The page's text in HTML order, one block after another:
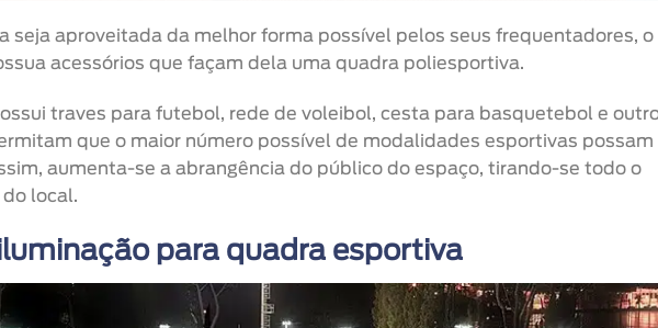
seja aproveitada da melhor forma possível pelos seus frequentadores, o
acessórios que façam dela uma quadra poliesportiva.
traves para futebol, rede de voleibol, cesta para basquetebol e
que o maior número possível de modalidades esportivas possam
aumenta-se a abrangência do público do espaço, tirando-se todo o
local.
para quadra esportiva